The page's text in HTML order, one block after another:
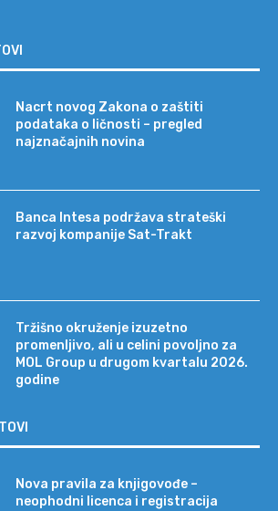
Nacrt novog Zakona o zaštiti
podataka o ličnosti – pregled
najznačajnih novina
Banca Intesa podržava strateški
razvoj kompanije Sat-Trakt
Tržišno okruženje izuzetno
promenljivo, ali u celini povoljno za
MOL Group u drugom kvartalu 2026.
godine
Nova pravila za knjigovođe –
neophodni licenca i registracija